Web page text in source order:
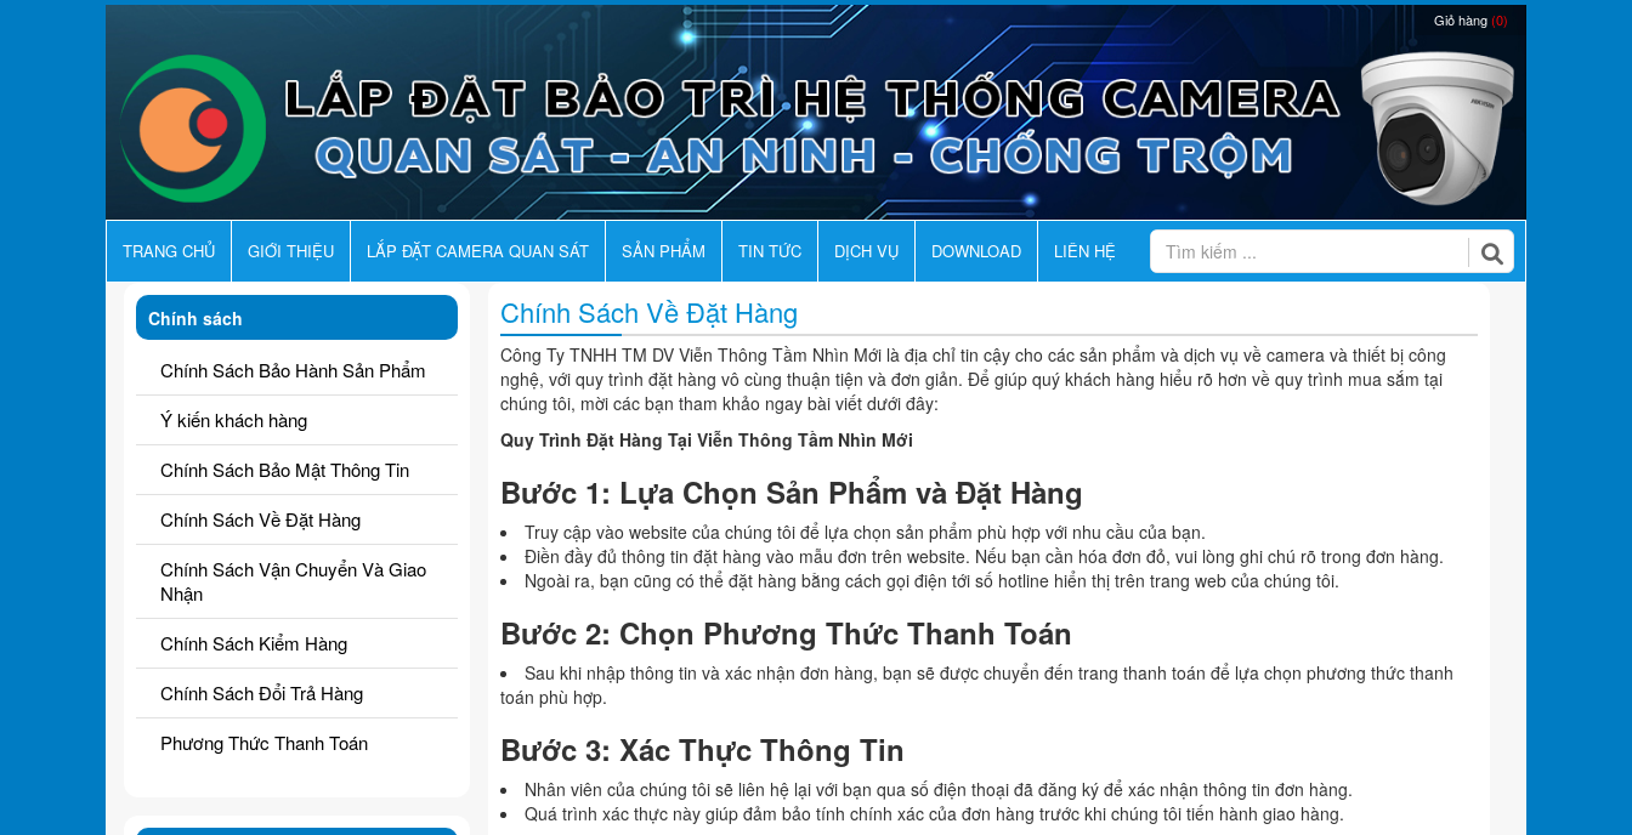
Giỏ hàng(0)
TRANG CHỦ GIỚI THIỆU LẮP ĐẶT CAMERA QUAN SÁT SẢN PHẨM TIN TỨC DỊCH VỤ DOWNLOAD LIÊN HỆ
Chính Sách Về Đặt Hàng
Công Ty TNHH TM DV Viễn Thông Tầm Nhìn Mới là địa chỉ tin cậy cho các sản phẩm và dịch vụ về camera và thiết bị công
nghệ, với quy trình đặt hàng vô cùng thuận tiện và đơn giản. Để giúp quý khách hàng hiểu rõ hơn về quy trình mua sắm tại
chúng tôi, mời các bạn tham khảo ngay bài viết dưới đây:
Quy Trình Đặt Hàng Tại Viễn Thông Tầm Nhìn Mới
Bước 1: Lựa Chọn Sản Phẩm và Đặt Hàng
Truy cập vào website của chúng tôi để lựa chọn sản phẩm phù hợp với nhu cầu của bạn.
Điền đầy đủ thông tin đặt hàng vào mẫu đơn trên website. Nếu bạn cần hóa đơn đỏ, vui lòng ghi chú rõ trong đơn hàng.
Ngoài ra, bạn cũng có thể đặt hàng bằng cách gọi điện tới số hotline hiển thị trên trang web của chúng tôi.
Bước 2: Chọn Phương Thức Thanh Toán
Sau khi nhập thông tin và xác nhận đơn hàng, bạn sẽ được chuyển đến trang thanh toán để lựa chọn phương thức thanh
toán phù hợp.
Bước 3: Xác Thực Thông Tin
Nhân viên của chúng tôi sẽ liên hệ lại với bạn qua số điện thoại đã đăng ký để xác nhận thông tin đơn hàng.
Quá trình xác thực này giúp đảm bảo tính chính xác của đơn hàng trước khi chúng tôi tiến hành giao hàng.
Chính sách
Chính Sách Bảo Hành Sản Phẩm
Ý kiến khách hàng
Chính Sách Bảo Mật Thông Tin
Chính Sách Về Đặt Hàng
Chính Sách Vận Chuyển Và Giao
Nhận
Chính Sách Kiểm Hàng
Chính Sách Đổi Trả Hàng
Phương Thức Thanh Toán